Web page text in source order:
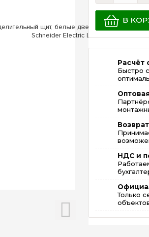
В
Расчёт
Быстро
НДС и
Только